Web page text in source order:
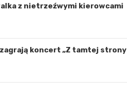
z nietrzeźwymi kierowcami
koncert „Z tamtej strony